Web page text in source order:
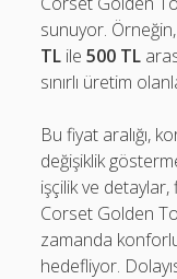
sunuyor.
TL ile500 TL
sınırlı üretim
Bu fiyat aralığı,
değişiklik
işçilik ve detaylar,
Corset Golden
zamanda
hedefliyor.